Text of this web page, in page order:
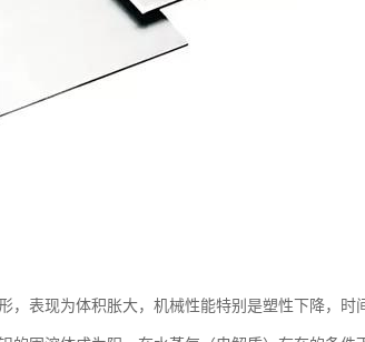
表现为体积胀大，机械性能特别是塑性下降，时